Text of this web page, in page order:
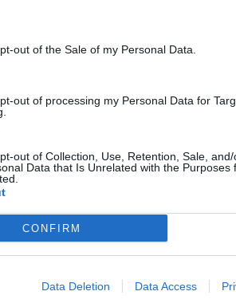
out of the Sale of my Personal Data.
out of processing my Personal Data for
out of Collection, Use, Retention, Sale,
Data that Is Unrelated with the Purposes
CONFIRM
Data Deletion Data Access
Il Rayo Vallecano spinge per Zamorano